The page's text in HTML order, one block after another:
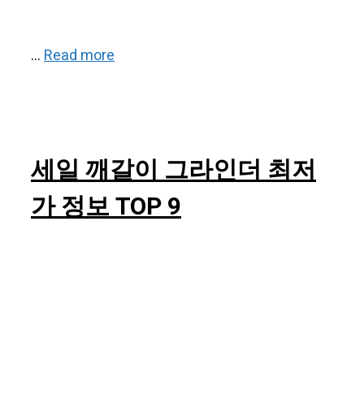
…Read more
세일 깨갈이 그라인더 최저
가 정보 TOP 9